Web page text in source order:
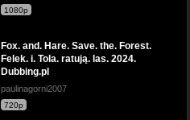
1080p
Fox. and. Hare. Save. the. Forest.
Felek. i. Tola. ratują. las. 2024.
Dubbing.pl
paulinagorni2007
720p